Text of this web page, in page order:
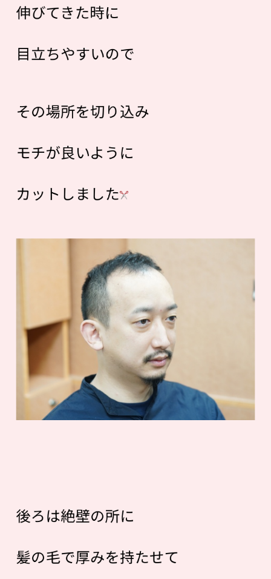
伸びてきた時に
目立ちやすいので
その場所を切り込み
モチが良いように
カットしました
後ろは絶壁の所に
髪の毛で厚みを持たせて